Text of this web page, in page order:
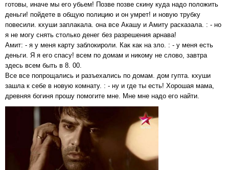
готовы, иначе мы его убьем! Позве позве скину куда надо положить
деньги! пойдете в общую полицию и он умрет! и новую трубку
повесили. кхуши заплакала. она все Акашу и Амиту расказала. : - но
я не могу снять столько денег без разрешения арнава!
Амит: - я у меня карту заблокироли. Как как на зло. : - у меня есть
деньги. Я я его спасу! всем по домам и никому не слово, завтра
здесь всем быть в 8. 00.
Все все попрощались и разъехались по домам. дом гупта. кхуши
зашла к себе в новую комнату. : - ну и где ты есть! Хорошая мама,
древняя богиня прошу помогите мне. Мне мне надо его найти.